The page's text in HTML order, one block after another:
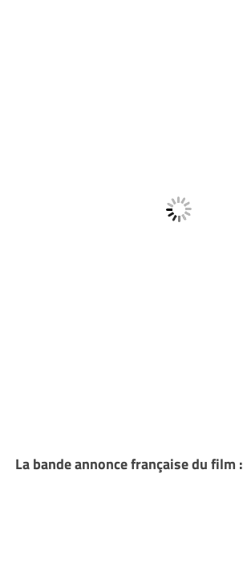
La bande annonce française du film :